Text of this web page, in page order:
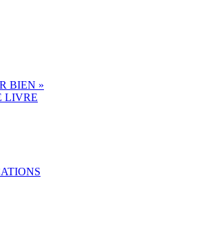
BIEN »
LIVRE